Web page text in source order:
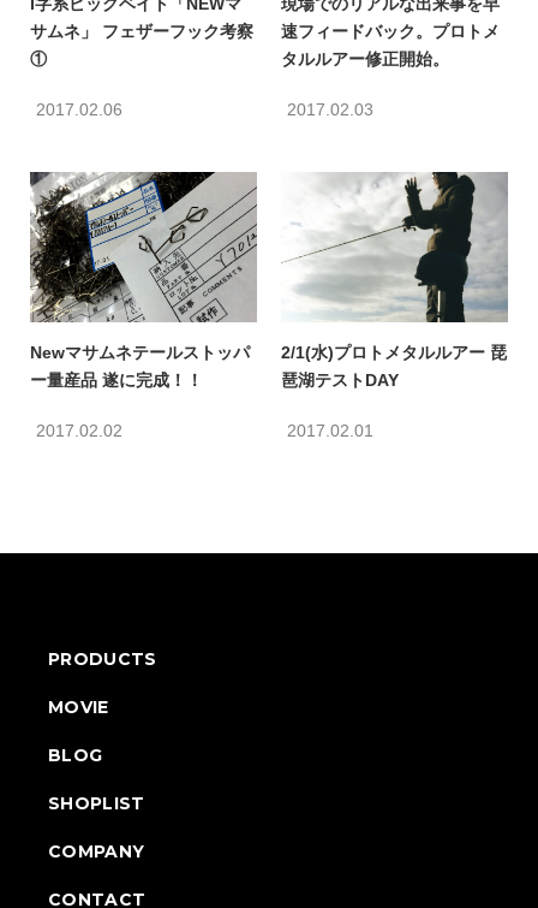
サムネ」 フェザーフック考察
①
2017.02.06
速フィードバック。プロトメ
タルルアー修正開始。
2017.02.03
Newマサムネテールストッパ
ー量産品 遂に完成！！
2017.02.02
2/1(水)プロトメタルルアー 琵
琶湖テストDAY
2017.02.01
PRODUCTS
MOVIE
BLOG
SHOPLIST
COMPANY
CONTACT